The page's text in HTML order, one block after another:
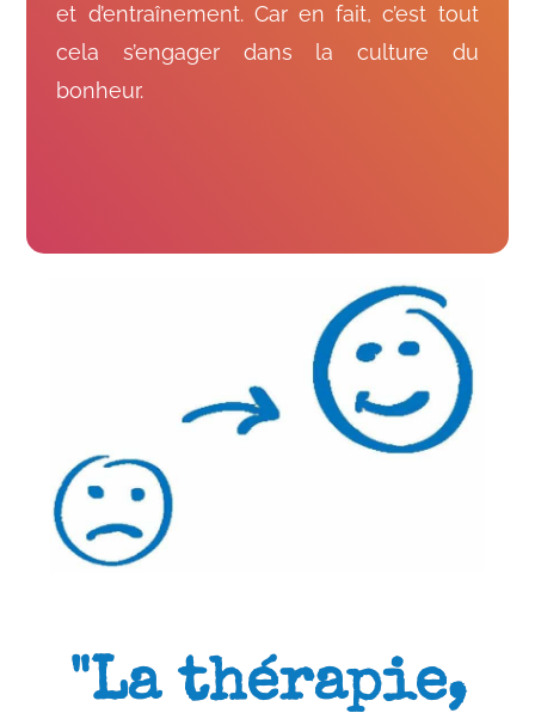
et d’entraînement. Car en fait, c’est tout
cela s’engager dans la culture du
bonheur.
"La thérapie,